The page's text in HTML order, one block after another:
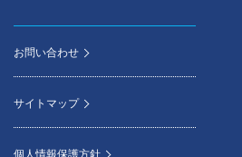
お問い合わせ
サイトマップ
個人情報保護方針